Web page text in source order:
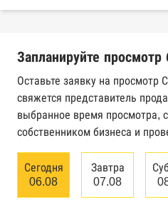
Реестры ЕГРЮЛ и
Реестр государственных
Федерального
Картотека
арбитражного суда
Единый федеральный
банкротстве
Запланируйте просмотр
Оставьте заявку на просмотр
свяжется представитель
выбранное время просмотра,
собственником бизнеса и
Сегодня
06.08
Завтра
07.08